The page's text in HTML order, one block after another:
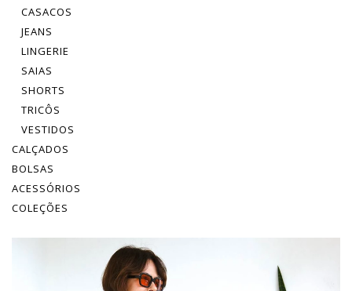
CASACOS
JEANS
LINGERIE
SAIAS
SHORTS
TRICÔS
VESTIDOS
CALÇADOS
BOLSAS
ACESSÓRIOS
COLEÇÕES